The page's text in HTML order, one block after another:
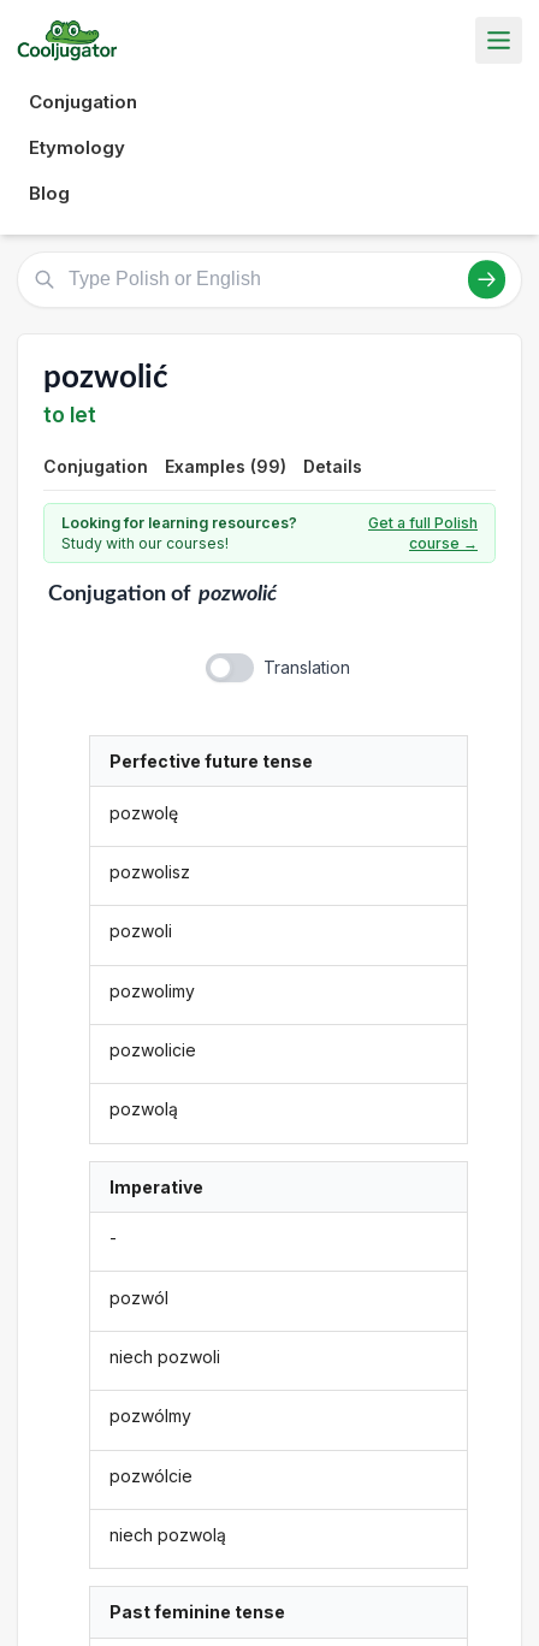
Conjugation
Etymology
Blog
pozwolić
to let
Conjugation Examples (99) Details
Looking for learning resources?
Study with our courses!
Get a full Polish
course →
Conjugationof pozwolić
Translation
Perfective future tense
pozwolę
pozwolisz
pozwoli
pozwolimy
pozwolicie
pozwolą
Imperative
-
pozwól
niech pozwoli
pozwólmy
pozwólcie
niech pozwolą
Past feminine tense